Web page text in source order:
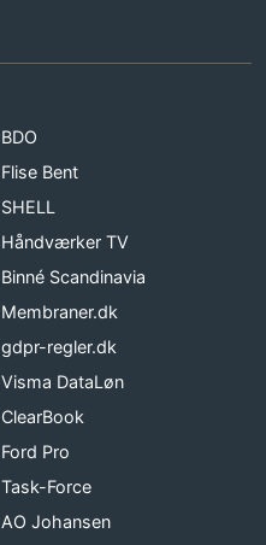
BDO
Flise Bent
SHELL
Håndværker TV
Binné Scandinavia
Membraner.dk
gdpr-regler.dk
Visma DataLøn
ClearBook
Ford Pro
Task-Force
AO Johansen